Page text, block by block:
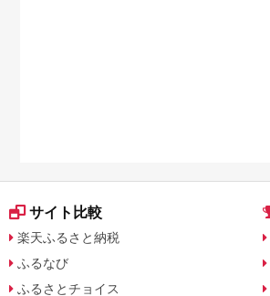
サイト比較
楽天ふるさと納税
ふるなび
ふるさとチョイス